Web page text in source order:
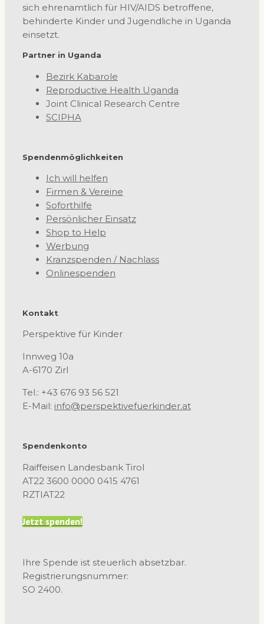
sich ehrenamtlich für HIV/AIDS betroffene,
behinderte Kinder und Jugendliche in Uganda
einsetzt.
Partner in Uganda
Bezirk Kabarole
Reproductive Health Uganda
Joint Clinical Research Centre
SCIPHA
Spendenmöglichkeiten
Ich will helfen
Firmen & Vereine
Soforthilfe
Persönlicher Einsatz
Shop to Help
Werbung
Kranzspenden / Nachlass
Onlinespenden
Kontakt
Perspektive für Kinder
Innweg 10a
A-6170 Zirl
Tel.: +43 676 93 56 521
E-Mail: info@perspektivefuerkinder.at
Spendenkonto
Raiffeisen Landesbank Tirol
AT22 3600 0000 0415 4761
RZTIAT22
Jetzt spenden!
Ihre Spende ist steuerlich absetzbar.
Registrierungsnummer:
SO 2400.